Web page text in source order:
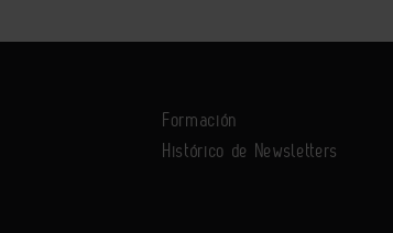
Formación
Histórico de Newsletters